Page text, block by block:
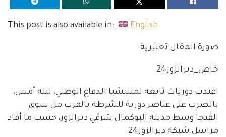
This post is also available in: English
صورة المقال تعبيرية
خاص_ديرالزور24
اعتدت دوريات تابعة لميليشيا الدفاع الوطني، ليلة أمس،
بالضرب على عناصر دورية للشرطة بالقرب من سوق
الفيحا وسط مدينة البوكمال شرقي ديرالزور، حسب ما أفاد
مراسل شبكة ديرالزور24.